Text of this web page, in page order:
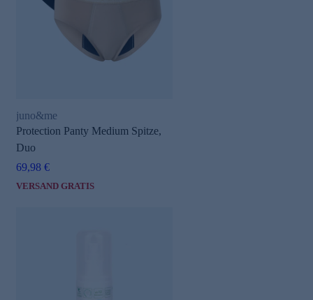
juno&me
Protection Panty Medium Spitze,
Duo
69,98 €
VERSAND GRATIS